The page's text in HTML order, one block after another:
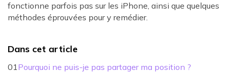
fonctionne parfois pas sur les iPhone, ainsi que quelques
méthodes éprouvées pour y remédier.
Dans cet article
01Pourquoi ne puis-je pas partager ma position ?